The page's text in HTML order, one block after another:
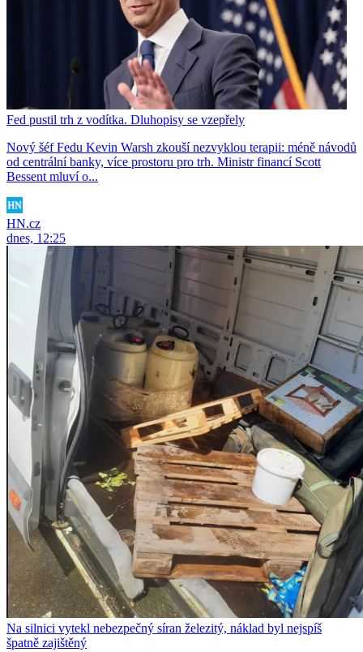
Fed pustil trh z vodítka. Dluhopisy se vzepřely
Nový šéf Fedu Kevin Warsh zkouší nezvyklou terapii: méně návodů
od centrální banky, více prostoru pro trh. Ministr financí Scott
Bessent mluví o...
HN.cz
dnes, 12:25
Na silnici vytekl nebezpečný síran železitý, náklad byl nejspíš
špatně zajištěný